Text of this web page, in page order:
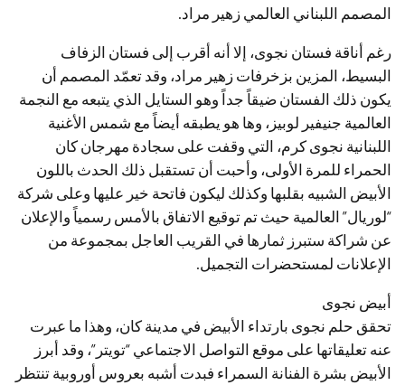
المصمم اللبناني العالمي زهير مراد.
رغم أناقة فستان نجوى، إلا أنه أقرب إلى فستان الزفاف
البسيط، المزين بزخرفات زهير مراد، وقد تعمّد المصمم أن
يكون ذلك الفستان ضيقاً جداً وهو الستايل الذي يتبعه مع النجمة
العالمية جنيفير لوبيز، وها هو يطبقه أيضاً مع شمس الأغنية
اللبنانية نجوى كرم، التي وقفت على سجادة مهرجان كان
الحمراء للمرة الأولى، وأحبت أن تستقبل ذلك الحدث باللون
الأبيض الشبيه بقلبها وكذلك ليكون فاتحة خير عليها وعلى شركة
“لوريال” العالمية حيث تم توقيع الاتفاق بالأمس رسمياً والإعلان
عن شراكة ستبرز ثمارها في القريب العاجل بمجموعة من
الإعلانات لمستحضرات التجميل.
أبيض نجوى
تحقق حلم نجوى بارتداء الأبيض في مدينة كان، وهذا ما عبرت
عنه تعليقاتها على موقع التواصل الاجتماعي “تويتر”، وقد أبرز
الأبيض بشرة الفنانة السمراء فبدت أشبه بعروس أوروبية تنتظر